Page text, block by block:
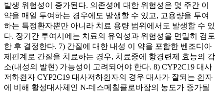
발생 위험성이 증가된다. 의존성에 대한 위험성은 몇 주간 이
약을 매일 투여하는 경우에도 발생할 수 있고, 고용량을 투여
하는 특정환자뿐만 아니라 치료 용량 범위에서도 발생할 수 있
다. 장기간 투여시에는 치료의 유익성과 위험성을 면밀히 검토
한 후 결정한다. 7) 간질에 대한 내성 이 약을 포함한 벤조디아
제핀계로 간질을 치료하는 경우, 치료중에 항경련제 효능의 감
소(내성의 발현) 가능성이 고려되어야 한다. 8) CYP2C19 대사
저하환자 CYP2C19 대사저하환자의 경우 대사가 잘되는 환자
에 비해 활성대사체인 N-데스메칠클로바잠의 농도가 증가될